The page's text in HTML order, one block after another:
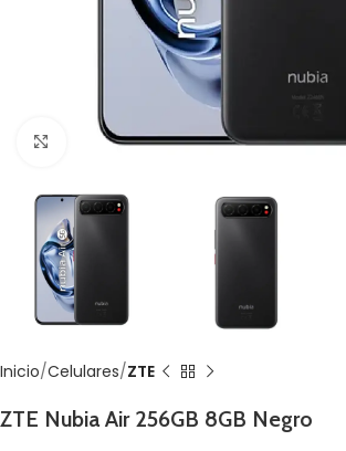
Click to enlarge
Inicio Celulares ZTE
ZTE Nubia Air 256GB 8GB Negro